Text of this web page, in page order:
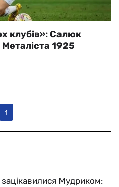
клубів»: Салюк
1925
1
Мудриком: